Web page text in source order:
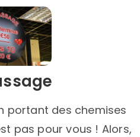
portant des chemises
pas pour vous ! Alors,